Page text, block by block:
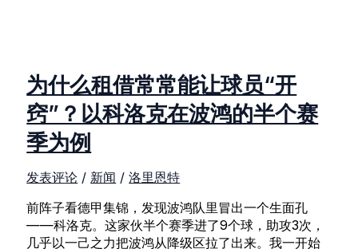
为什么租借常常能让球员“开
窍”？以科洛克在波鸿的半个赛
季为例
发表评论 / 新闻 /洛里恩特
前阵子看德甲集锦，发现波鸿队里冒出一个生面孔
——科洛克。这家伙半个赛季进了9个球，助攻3次，
几乎以一己之力把波鸿从降级区拉了出来。我一开始